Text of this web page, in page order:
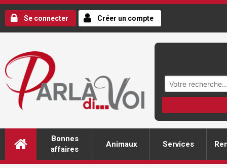
Se connecter Créer un compte
Bonnes
affaires
Animaux Services